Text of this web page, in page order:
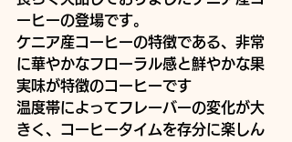
ーヒーの登場です。
ケニア産コーヒーの特徴である、非常
に華やかなフローラル感と鮮やかな果
実味が特徴のコーヒーです
温度帯によってフレーバーの変化が大
きく、コーヒータイムを存分に楽しん